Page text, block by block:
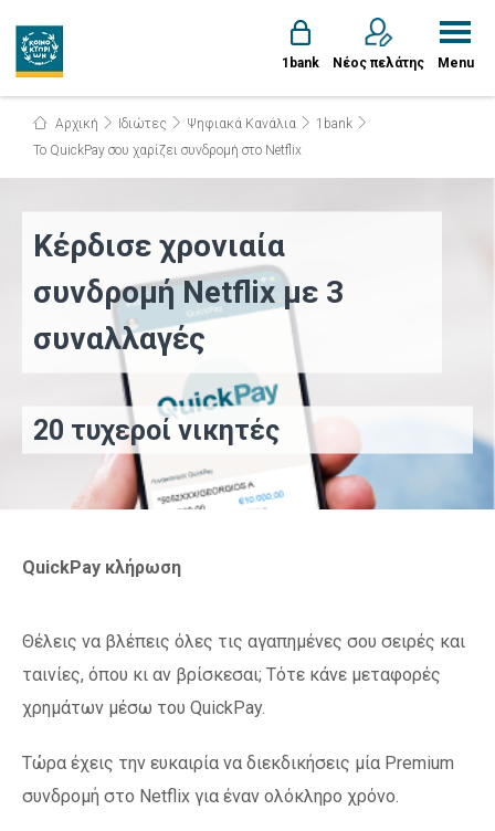
1bank Νέος πελάτης Menu
Αρχική Ιδιώτες Ψηφιακά Κανάλια
1bank
To QuickPay σου χαρίζει συνδρομή στο Netflix
Κέρδισε χρονιαία
συνδρομή Netflix με 3
συναλλαγές
20 τυχεροί νικητές
QuickPay κλήρωση
Θέλεις να βλέπεις όλες τις αγαπημένες σου σειρές και
ταινίες, όπου κι αν βρίσκεσαι; Τότε κάνε μεταφορές
χρημάτων μέσω του QuickPay.
Τώρα έχεις την ευκαιρία να διεκδικήσεις μία Premium
συνδρομή στο Netflix για έναν ολόκληρο χρόνο.